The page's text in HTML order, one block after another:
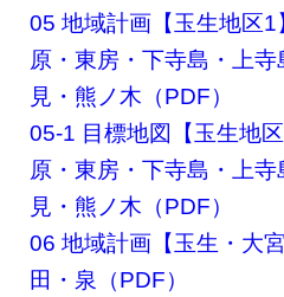
05 地域計画【玉生地区
原・東房・下寺島・上
見・熊ノ木（PDF）
05-1 目標地図【玉生地
原・東房・下寺島・上
見・熊ノ木（PDF）
06 地域計画【玉生・大
田・泉（PDF）